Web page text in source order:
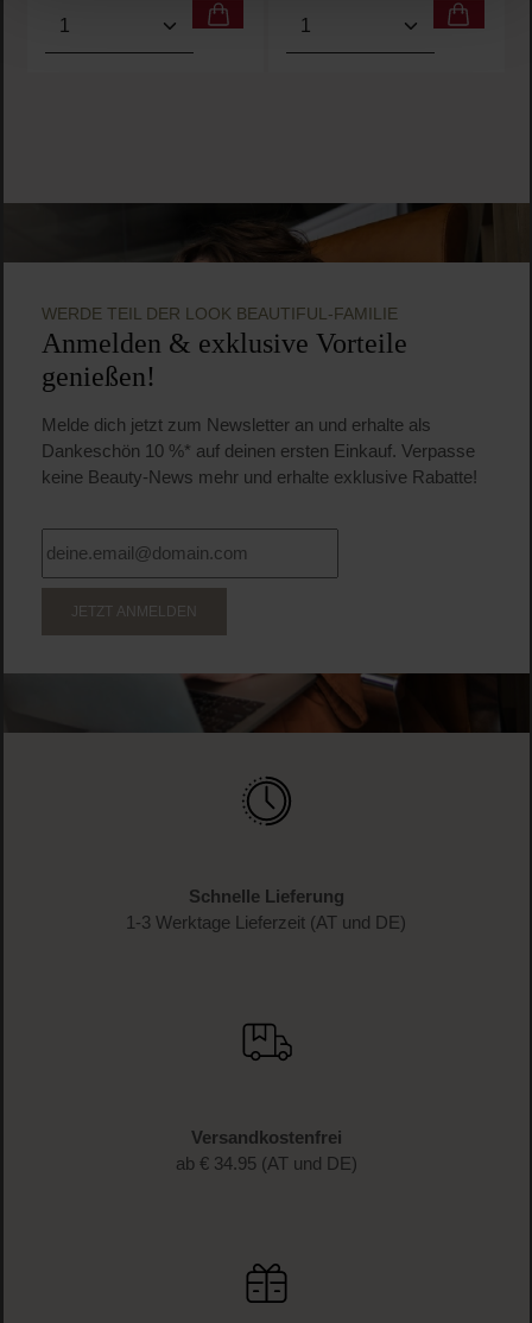
Produkt Anzahl: Gib den gewünschten Wert ein
Produkt Anzahl: Gib
WERDE TEIL DER LOOK BEAUTIFUL-FAMILIE
Anmelden & exklusive Vorteile
genießen!
Melde dich jetzt zum Newsletter an und erhalte als
Dankeschön 10 %* auf deinen ersten Einkauf. Verpasse
keine Beauty-News mehr und erhalte exklusive Rabatte!
JETZT ANMELDEN
Schnelle Lieferung
1-3 Werktage Lieferzeit (AT und DE)
Versandkostenfrei
ab € 34.95 (AT und DE)